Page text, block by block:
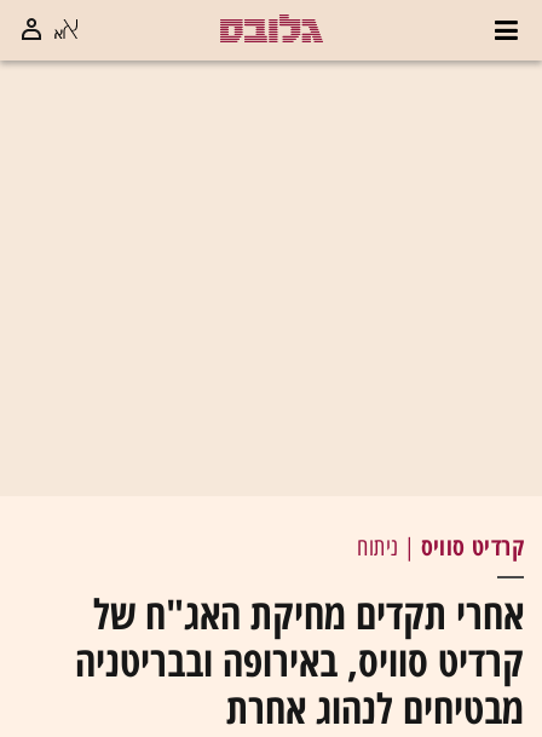
קרדיט סוויס | ניתוח
אחרי תקדים מחיקת האג"ח של
קרדיט סוויס, באירופה ובבריטניה
מבטיחים לנהוג אחרת